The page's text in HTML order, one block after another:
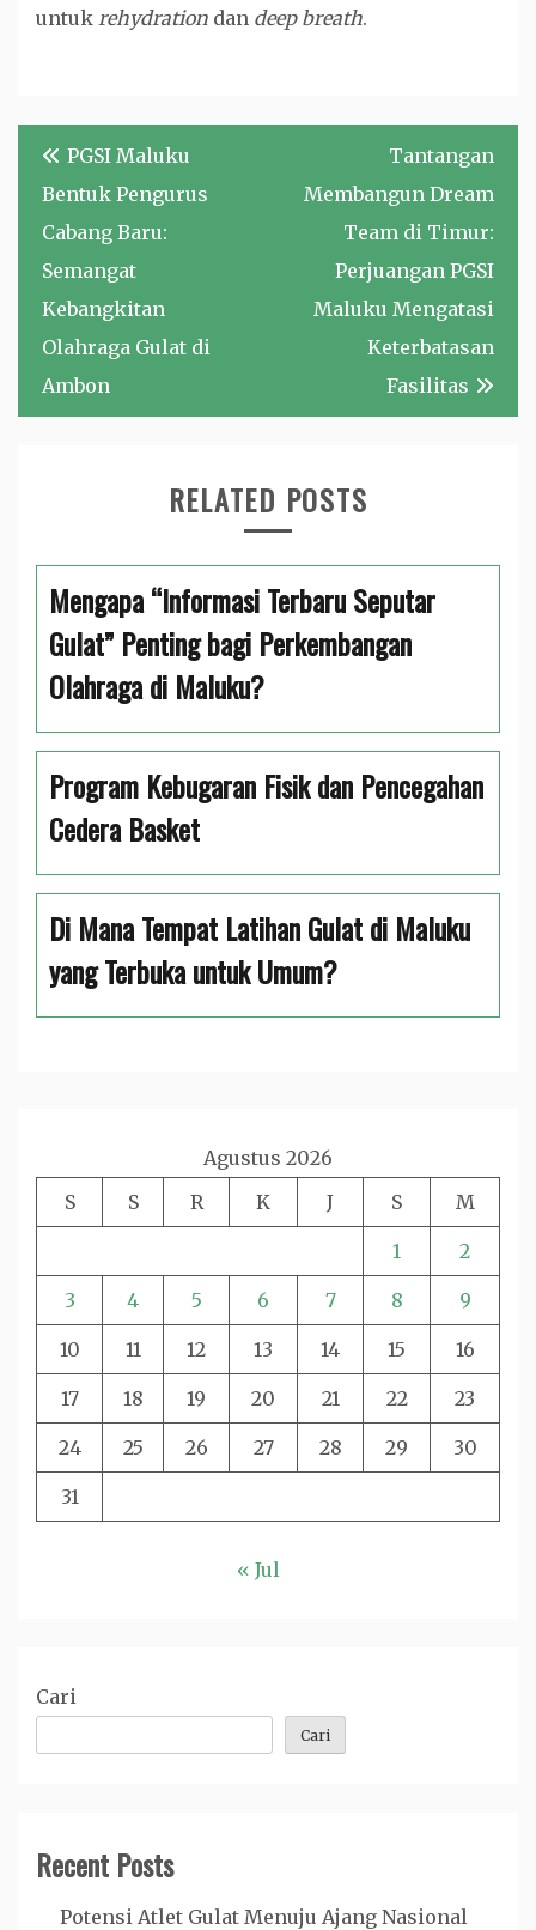
untuk rehydration dan deep breath.
Navigasi
pos
PGSI Maluku
Bentuk Pengurus
Cabang Baru:
Semangat
Kebangkitan
Olahraga Gulat di
Ambon
Tantangan
Membangun Dream
Team di Timur:
Perjuangan PGSI
Maluku Mengatasi
Keterbatasan
Fasilitas
RELATED POSTS
Mengapa “Informasi Terbaru Seputar
Gulat” Penting bagi Perkembangan
Olahraga di Maluku?
Program Kebugaran Fisik dan Pencegahan
Cedera Basket
Di Mana Tempat Latihan Gulat di Maluku
yang Terbuka untuk Umum?
Agustus 2026
S
S R K J S M
1 2
3 4 5 6 7 8 9
10 11 12 13 14 15 16
17 18 19 20 21 22 23
24 25 26 27 28 29 30
31
« Jul
Cari
Cari
Recent Posts
Potensi Atlet Gulat Menuju Ajang Nasional